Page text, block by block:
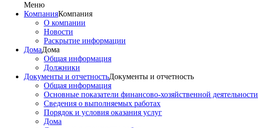
Меню
КомпанияКомпания
О компании
Новости
Раскрытие информации
ДомаДома
Общая информация
Должники
Документы и отчетностьДокументы и отчетность
Общая информация
Основные показатели финансово-хозяйственной деятельности
Сведения о выполняемых работах
Порядок и условия оказания услуг
Дома